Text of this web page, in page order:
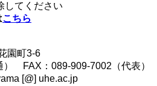
してください
こちら
園町3-6
FAX：089-909-7002（代表）
[@] uhe.ac.jp